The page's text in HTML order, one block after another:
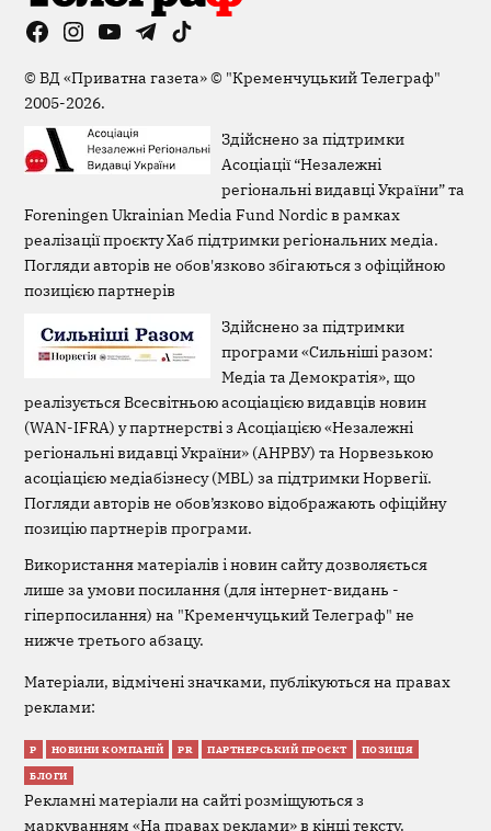
FacebookInstagram
YouTubeTelegramTikTok
©ВД «Приватна газета»© "Кременчуцький Телеграф"
2005-2026.
Здійснено за підтримки
Асоціації “Незалежні
регіональні видавці України” та
Foreningen Ukrainian Media Fund Nordic в рамках
реалізації проєкту Хаб підтримки регіональних медіа.
Погляди авторів не обов'язково збігаються з офіційною
позицією партнерів
Здійснено за підтримки
програми «Сильніші разом:
Медіа та Демократія», що
реалізується Всесвітньою асоціацією видавців новин
(WAN-IFRA) у партнерстві з Асоціацією «Незалежні
регіональні видавці України» (АНРВУ) та Норвезькою
асоціацією медіабізнесу (MBL) за підтримки Норвегії.
Погляди авторів не обов’язково відображають офіційну
позицію партнерів програми.
Використання матеріалів і новин сайту дозволяється
лише за умови посилання (для інтернет-видань -
гіперпосилання) на "Кременчуцький Телеграф" не
нижче третього абзацу.
Матеріали, відмічені значками, публікуються на правах
реклами:
Р НОВИНИ КОМПАНІЙ PR ПАРТНЕРСЬКИЙ ПРОЄКТ ПОЗИЦІЯ
БЛОГИ
Рекламні матеріали на сайті розміщуються з
маркуванням «На правах реклами» в кінці тексту.